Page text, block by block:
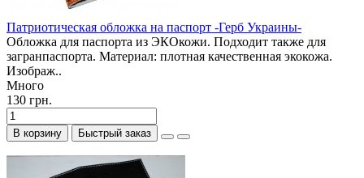
Патриотическая обложка на паспорт -Герб Украины-
Обложка для паспорта из ЭКОкожи. Подходит также для
загранпаспорта. Материал: плотная качественная экокожа.
Изображ..
Много
130 грн.
В корзину Быстрый заказ